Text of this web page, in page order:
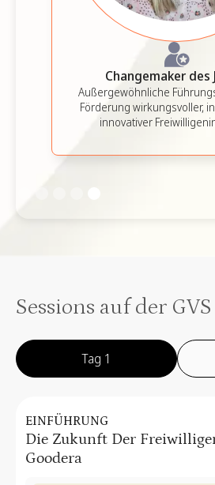
Verbündeter der
Einbindung von
Changemaker des
Außergewöhnliche
Förderung wirkungsvoller,
innovativer
Sessions auf der
Tag 1
EINFÜHRUNG
Die Zukunft Der
Goodera